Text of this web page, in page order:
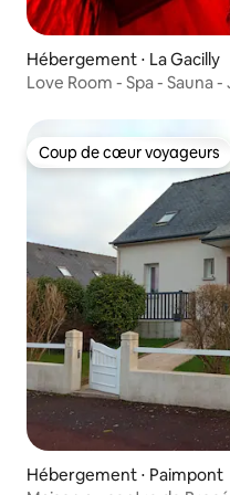
Hébergement ⋅ La Gacilly
Love Room - Spa - Sauna
Coup de cœur voyageurs
Coup de cœur voyageurs
Hébergement ⋅ Paimpont